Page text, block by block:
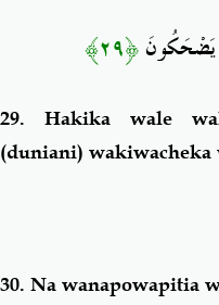
يَضْحَكُونَ﴿٢٩﴾
29. Hakika wale
(duniani)
30. Na wanapowapitia